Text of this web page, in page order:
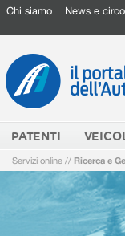
Chi siamo News e
PATENTI
Servizi online // Ricerca e